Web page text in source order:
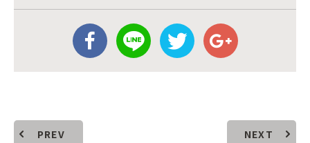
PREV NEXT